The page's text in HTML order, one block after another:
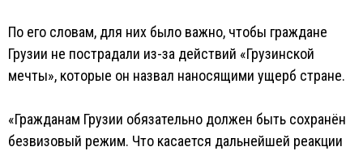
По его словам, для них было важно, чтобы граждане
Грузии не пострадали из-за действий «Грузинской
мечты», которые он назвал наносящими ущерб стране.
«Гражданам Грузии обязательно должен быть сохранён
безвизовый режим. Что касается дальнейшей реакции